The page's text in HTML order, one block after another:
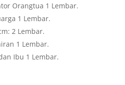
Orangtua 1 Lembar.
1 Lembar.
2 Lembar.
1 Lembar.
Ibu 1 Lembar.